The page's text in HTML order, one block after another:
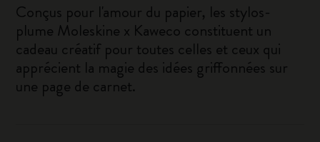
Conçus pour l'amour du papier, les stylos-
plume Moleskine x Kaweco constituent un
cadeau créatif pour toutes celles et ceux qui
apprécient la magie des idées griffonnées sur
une page de carnet.